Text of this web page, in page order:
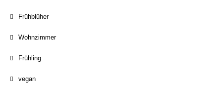
Frühblüher
Wohnzimmer
Frühling
vegan